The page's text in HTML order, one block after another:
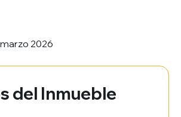
marzo 2026
del Inmueble